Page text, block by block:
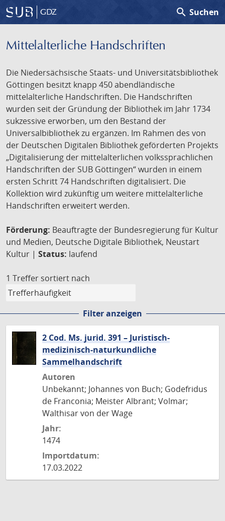
GDZ search Suchen
Mittelalterliche Handschriften
Die Niedersächsische Staats- und Universitätsbibliothek
Göttingen besitzt knapp 450 abendländische
mittelalterliche Handschriften. Die Handschriften
wurden seit der Gründung der Bibliothek im Jahr 1734
sukzessive erworben, um den Bestand der
Universalbibliothek zu ergänzen. Im Rahmen des von
der Deutschen Digitalen Bibliothek geförderten Projekts
„Digitalisierung der mittelalterlichen volkssprachlichen
Handschriften der SUB Göttingen“ wurden in einem
ersten Schritt 74 Handschriften digitalisiert. Die
Kollektion wird zukünftig um weitere mittelalterliche
Handschriften erweitert werden.
Förderung: Beauftragte der Bundesregierung für Kultur
und Medien, Deutsche Digitale Bibliothek, Neustart
Kultur | Status: laufend
1 Treffer sortiert nach
Filter anzeigen
2 Cod. Ms. jurid. 391 – Juristisch-
medizinisch-naturkundliche
Sammelhandschrift
Autoren
Unbekannt; Johannes von Buch; Godefridus
de Franconia; Meister Albrant; Volmar;
Walthisar von der Wage
Jahr:
1474
Importdatum:
17.03.2022